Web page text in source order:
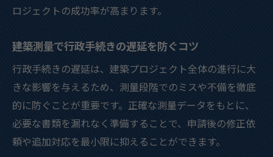
ロジェクトの成功率が高まります。
建築測量で行政手続きの遅延を防ぐコツ
行政手続きの遅延は、建築プロジェクト全体の進行に大
きな影響を与えるため、測量段階でのミスや不備を徹底
的に防ぐことが重要です。正確な測量データをもとに、
必要な書類を漏れなく準備することで、申請後の修正依
頼や追加対応を最小限に抑えることができます。